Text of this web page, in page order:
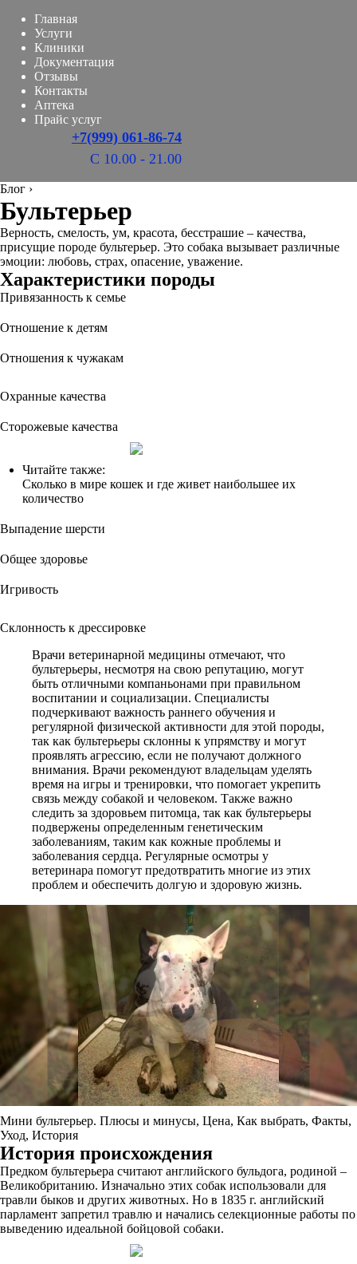
Главная
Услуги
Клиники
Документация
Отзывы
Контакты
Аптека
Прайс услуг
+7(999) 061-86-74
С 10.00 - 21.00
Блог ›
Бультерьер
Верность, смелость, ум, красота, бесстрашие – качества,
присущие породе бультерьер. Это собака вызывает различные
эмоции: любовь, страх, опасение, уважение.
Характеристики породы
Привязанность к семье
Отношение к детям
Отношения к чужакам
Охранные качества
Сторожевые качества
Читайте также:
Сколько в мире кошек и где живет наибольшее их
количество
Выпадение шерсти
Общее здоровье
Игривость
Склонность к дрессировке
Врачи ветеринарной медицины отмечают, что
бультерьеры, несмотря на свою репутацию, могут
быть отличными компаньонами при правильном
воспитании и социализации. Специалисты
подчеркивают важность раннего обучения и
регулярной физической активности для этой породы,
так как бультерьеры склонны к упрямству и могут
проявлять агрессию, если не получают должного
внимания. Врачи рекомендуют владельцам уделять
время на игры и тренировки, что помогает укрепить
связь между собакой и человеком. Также важно
следить за здоровьем питомца, так как бультерьеры
подвержены определенным генетическим
заболеваниям, таким как кожные проблемы и
заболевания сердца. Регулярные осмотры у
ветеринара помогут предотвратить многие из этих
проблем и обеспечить долгую и здоровую жизнь.
Мини бультерьер. Плюсы и минусы, Цена, Как выбрать, Факты,
Уход, История
История происхождения
Предком бультерьера считают английского бульдога, родиной –
Великобританию. Изначально этих собак использовали для
травли быков и других животных. Но в 1835 г. английский
парламент запретил травлю и начались селекционные работы по
выведению идеальной бойцовой собаки.